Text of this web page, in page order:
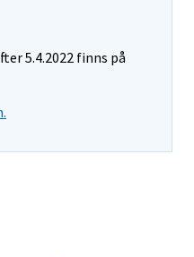
5.4.2022 finns på